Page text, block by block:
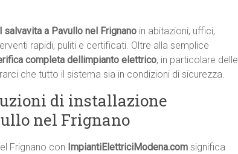
a Pavullo nel Frignano in abitazioni, uffici,
rapidi, puliti e certificati. Oltre alla semplice
completa dellimpianto elettrico, in particolare delle
che tutto il sistema sia in condizioni di sicurezza.
di installazione
nel Frignano
Frignano con ImpiantiElettriciModena.com significa